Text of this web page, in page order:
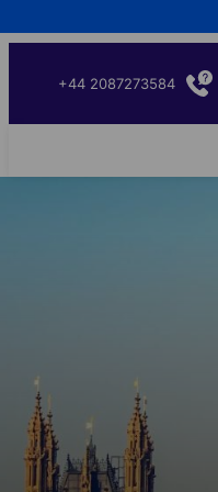
+44 2087273584